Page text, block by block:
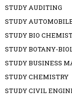
STUDY AUDITING
STUDY
STUDY BIO
STUDY BOTANY-
STUDY BUSINESS
STUDY CHEMISTRY
STUDY CIVIL